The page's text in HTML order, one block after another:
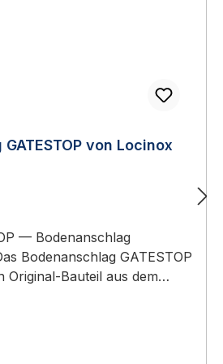
von Locinox
— Bodenanschlag
Bodenanschlag GATESTOP
Original-Bauteil aus dem